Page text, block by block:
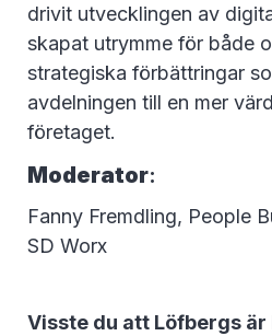
drivit utvecklingen av
skapat utrymme för både
strategiska förbättringar
avdelningen till en mer
företaget.
Moderator:
Fanny Fremdling, People
SD Worx
Visste du att Löfbergs är